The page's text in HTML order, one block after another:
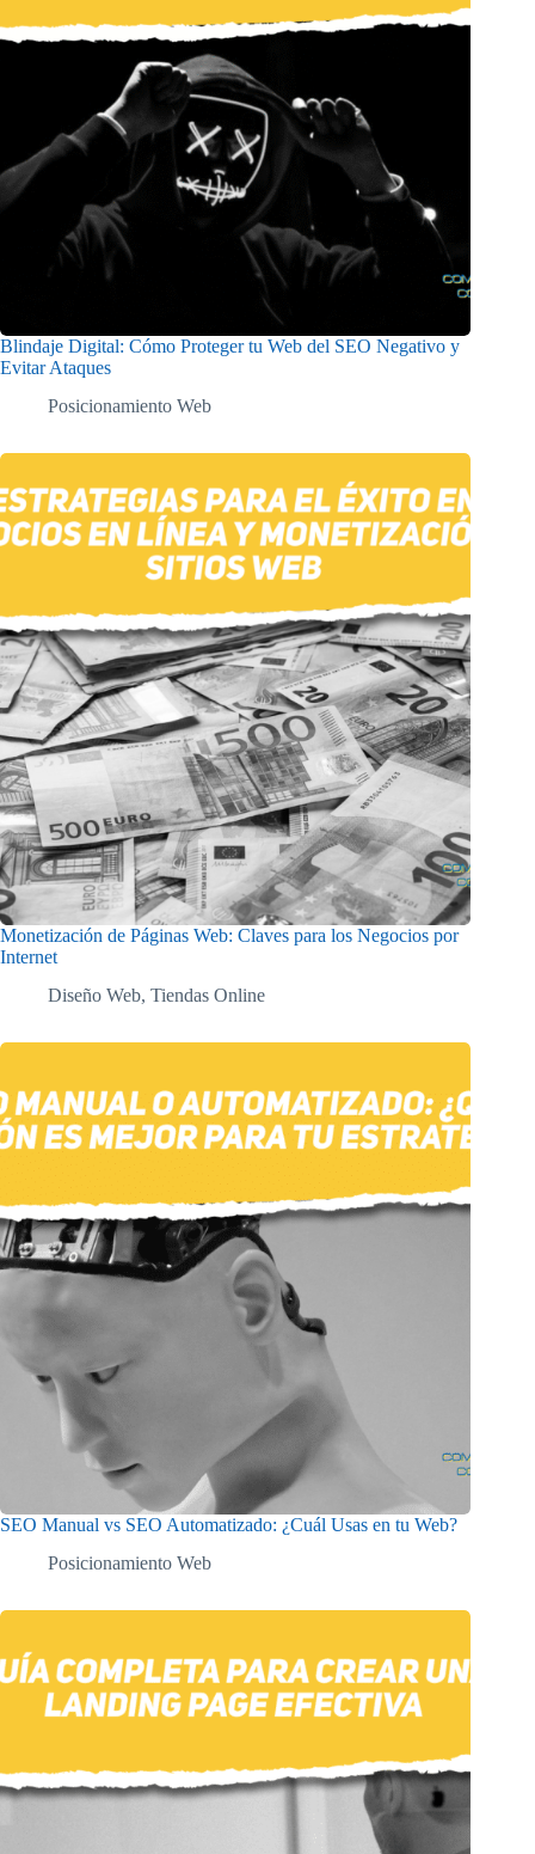
Blindaje Digital: Cómo Proteger tu Web del SEO Negativo y
Evitar Ataques
Posicionamiento Web
Monetización de Páginas Web: Claves para los Negocios por
Internet
Diseño Web, Tiendas Online
SEO Manual vs SEO Automatizado: ¿Cuál Usas en tu Web?
Posicionamiento Web